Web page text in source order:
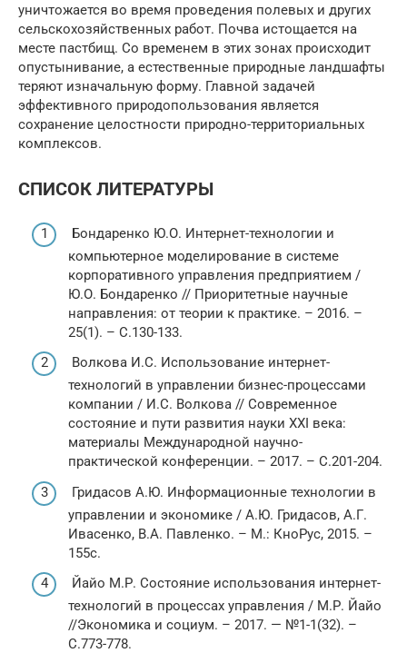
уничтожается во время проведения полевых и других
сельскохозяйственных работ. Почва истощается на
месте пастбищ. Со временем в этих зонах происходит
опустынивание, а естественные природные ландшафты
теряют изначальную форму. Главной задачей
эффективного природопользования является
сохранение целостности природно-территориальных
комплексов.
СПИСОК ЛИТЕРАТУРЫ
Бондаренко Ю.О. Интернет-технологии и
компьютерное моделирование в системе
корпоративного управления предприятием /
Ю.О. Бондаренко // Приоритетные научные
направления: от теории к практике. – 2016. –
25(1). – С.130-133.
Волкова И.С. Использование интернет-
технологий в управлении бизнес-процессами
компании / И.С. Волкова // Современное
состояние и пути развития науки XXI века:
материалы Международной научно-
практической конференции. – 2017. – С.201-204.
Гридасов А.Ю. Информационные технологии в
управлении и экономике / А.Ю. Гридасов, А.Г.
Ивасенко, В.А. Павленко. – М.: КноРус, 2015. –
155с.
Йайо М.Р. Состояние использования интернет-
технологий в процессах управления / М.Р. Йайо
//Экономика и социум. – 2017. — №1-1(32). –
С.773-778.